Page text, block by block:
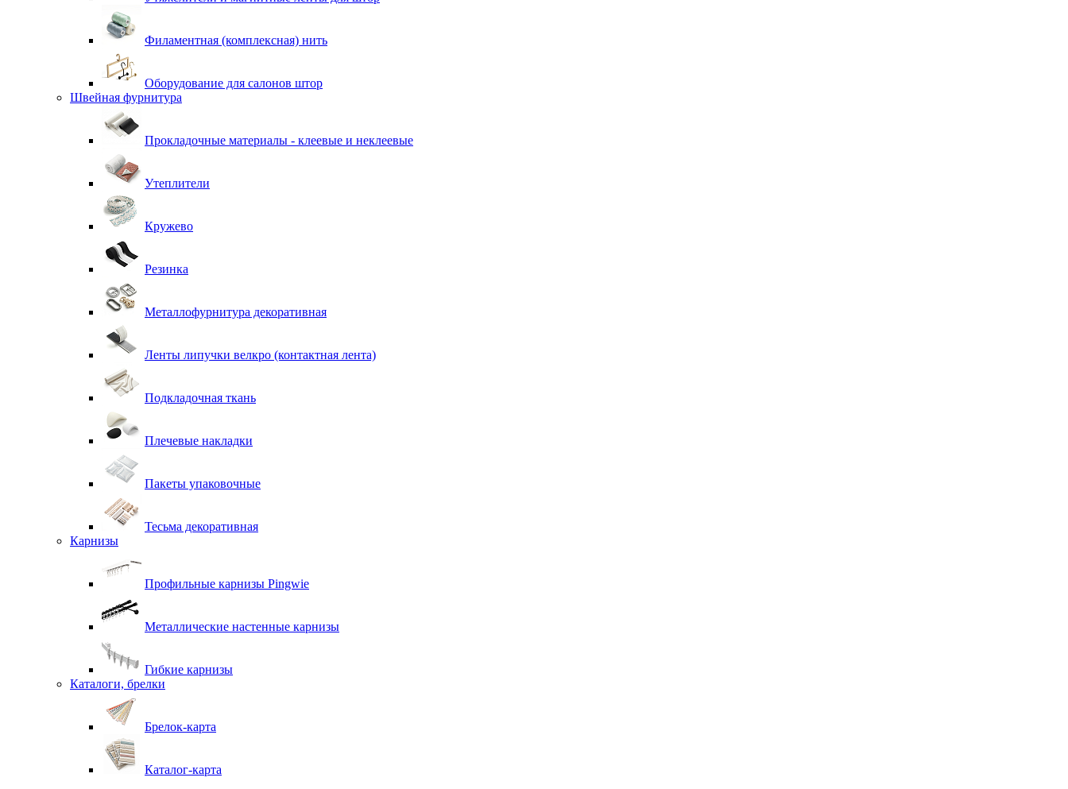
Филаментная (комплексная) нить
Оборудование для салонов штор
Швейная фурнитура
Прокладочные материалы - клеевые и неклеевые
Утеплители
Кружево
Резинка
Металлофурнитура декоративная
Ленты липучки велкро (контактная лента)
Подкладочная ткань
Плечевые накладки
Пакеты упаковочные
Тесьма декоративная
Карнизы
Профильные карнизы Pingwie
Металлические настенные карнизы
Гибкие карнизы
Каталоги, брелки
Брелок-карта
Каталог-карта